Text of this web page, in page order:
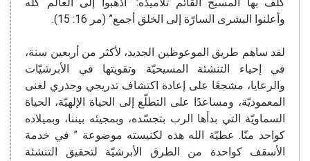
وأعلنوا البشرى السارّة إلى الخلق أجمع” (مر 16: 15).
لقد ساهم طريق الموعوظين الجديد، لأكثر من أربعين سنة،
في إحياء التنشئة المسيحيّة وتقويتها في الأبرشيّات
والرعايا، مشجعًا على إعادة اكتشاف تدريجي وجذري لغنى
المعموديّة، ومساعدًا على التطلّع إلى الحياة الإلهيّة، الحياة
السماويّة التي بدأها الرب بتجسّده، وبمجيئه بيننا، وبميلاده
كواحد منّا. عطيّة الله هذه لكنيسته موضوعة ” في خدمة
الأسقف كواحدة من الطرق الأبرشيّة لتحقيق التنشئة